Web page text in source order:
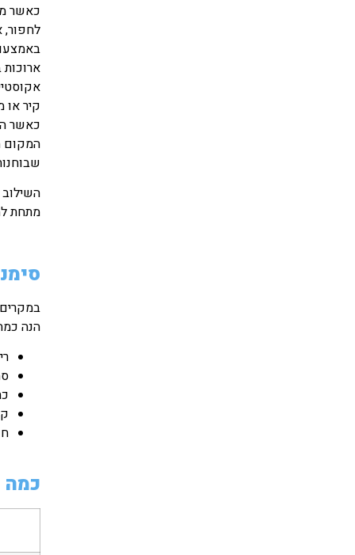
כאשר
קיר או
כאשר
המקום
מתחת
הנה
כמה